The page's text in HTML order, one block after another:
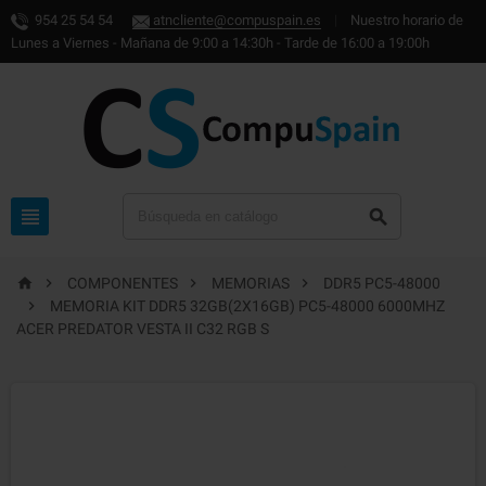
954 25 54 54 atncliente@compuspain.es
Nuestro horario de
Lunes a Viernes - Mañana de 9:00 a 14:30h - Tarde de 16:00 a 19:00h
 
  COMPONENTES  MEMORIAS 
DDR5 PC5-48000

MEMORIA KIT DDR5 32GB(2X16GB) PC5-48000 6000MHZ
ACER PREDATOR VESTA II C32 RGB S